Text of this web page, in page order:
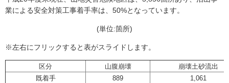
業による安全対策工事着手率は、50%となっています。
(単位:箇所)
※左右にフリックすると表がスライドします。
区分 山腹崩壊
崩壊土砂流出
既着手
889
1,061